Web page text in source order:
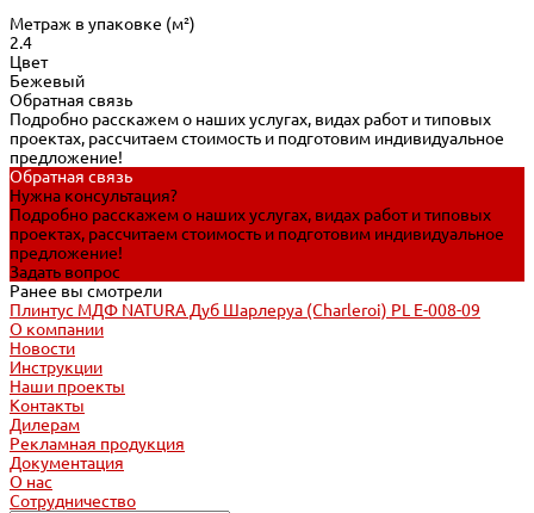
Метраж в упаковке (м²)
2.4
Цвет
Бежевый
Обратная связь
Подробно расскажем о наших услугах, видах работ и типовых
проектах, рассчитаем стоимость и подготовим индивидуальное
предложение!
Обратная связь
Нужна консультация?
Подробно расскажем о наших услугах, видах работ и типовых
проектах, рассчитаем стоимость и подготовим индивидуальное
предложение!
Задать вопрос
Ранее вы смотрели
Плинтус МДФ NATURA Дуб Шарлеруа (Charleroi) PL E-008-09
О компании
Новости
Инструкции
Наши проекты
Контакты
Дилерам
Рекламная продукция
Документация
О нас
Сотрудничество